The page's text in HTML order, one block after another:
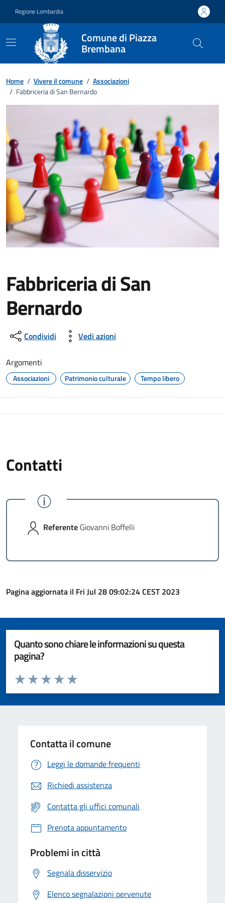
Regione Lombardia
Comune di Piazza
Brembana
Home / Vivere il comune / Associazioni
/ Fabbriceria di San Bernardo
Fabbriceria di San
Bernardo
Condividi Vedi azioni
Argomenti
Associazioni Patrimonio culturale Tempo libero
Contatti
ReferenteGiovanni Boffelli
Pagina aggiornata il Fri Jul 28 09:02:24 CEST 2023
Quanto sono chiare le informazioni su questa
pagina?
Valuta da 1 a 5 stelle la pagina
Valuta 5 stelle su 5
Valuta 4 stelle su 5
Valuta 3 stelle su 5
Valuta 2 stelle su 5
Valuta 1 stelle su 5
Contatta il comune
Leggi le domande frequenti
Richiedi assistenza
Contatta gli uffici comunali
Prenota appuntamento
Problemi in città
Segnala disservizio
Elenco segnalazioni pervenute